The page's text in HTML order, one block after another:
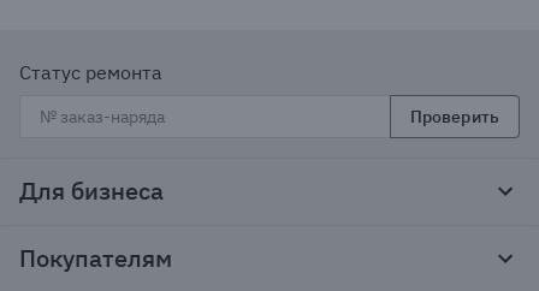
Статус ремонта
Проверить
Для бизнеса
Тендеры и гос закупки
Покупателям